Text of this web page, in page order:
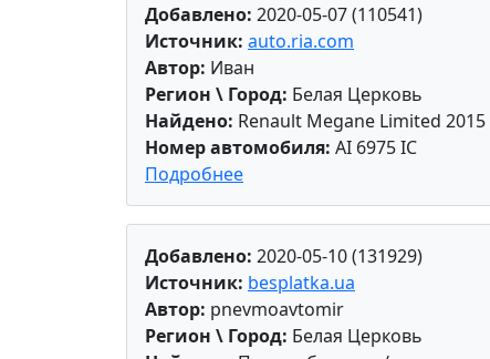
Добавлено: 2020-05-07 (110541)
Источник: auto.ria.com
Автор: Иван
Регион \ Город: Белая Церковь
Найдено: Renault Megane Limited 2015
Номер автомобиля: AI 6975 IC
Подробнее
Добавлено: 2020-05-10 (131929)
Источник: besplatka.ua
Автор: pnevmoavtomir
Регион \ Город: Белая Церковь